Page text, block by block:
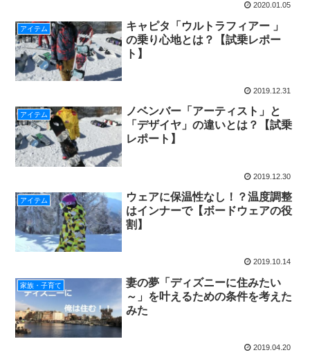
2020.01.05
アイテム
キャピタ「ウルトラフィアー 」
の乗り心地とは？【試乗レポー
ト】
2019.12.31
アイテム
ノベンバー「アーティスト」と
「デザイヤ」の違いとは？【試乗
レポート】
2019.12.30
アイテム
ウェアに保温性なし！？温度調整
はインナーで【ボードウェアの役
割】
2019.10.14
家族・子育て
妻の夢「ディズニーに住みたい
～」を叶えるための条件を考えた
みた
2019.04.20